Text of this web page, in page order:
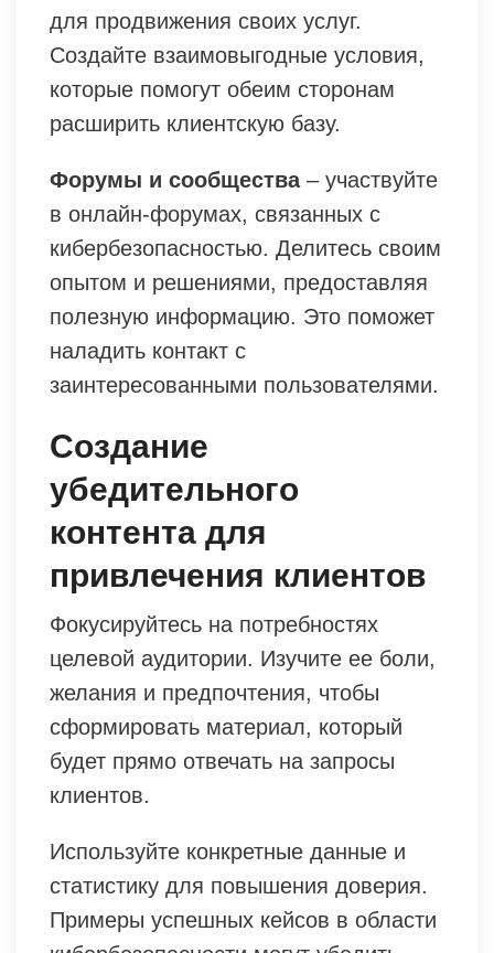
для продвижения своих услуг.
Создайте взаимовыгодные условия,
которые помогут обеим сторонам
расширить клиентскую базу.
Форумы и сообщества– участвуйте
в онлайн-форумах, связанных с
кибербезопасностью. Делитесь своим
опытом и решениями, предоставляя
полезную информацию. Это поможет
наладить контакт с
заинтересованными пользователями.
Создание
убедительного
контента для
привлечения клиентов
Фокусируйтесь на потребностях
целевой аудитории. Изучите ее боли,
желания и предпочтения, чтобы
сформировать материал, который
будет прямо отвечать на запросы
клиентов.
Используйте конкретные данные и
статистику для повышения доверия.
Примеры успешных кейсов в области